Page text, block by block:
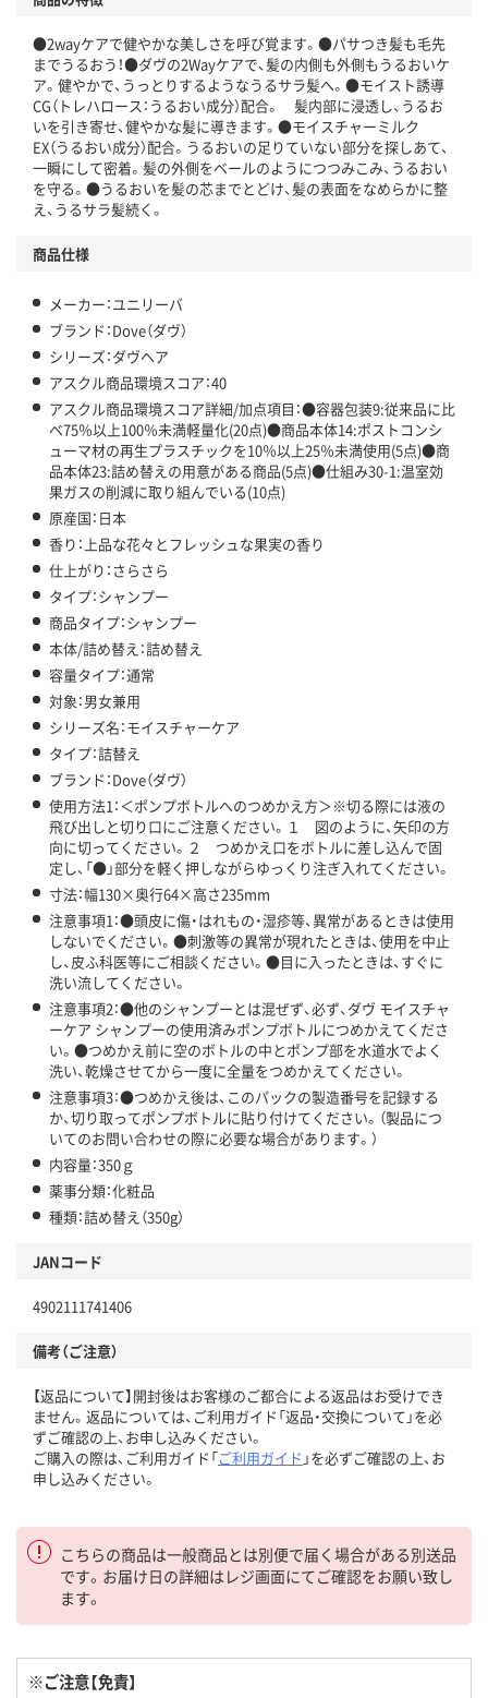
この商品の環境配慮ポイントです。下記商品詳細「
アスクル商品環境スコア詳細／加点項目
」で確認できます。
●2wayケアで健やかな美しさを呼び覚ます。●パサつき髪も毛先
までうるおう！●ダヴの2Wayケアで、髪の内側も外側もうるおいケ
ア。健やかで、うっとりするようなうるサラ髪へ。●モイスト誘導
CG（トレハロース：うるおい成分）配合。 髪内部に浸透し、うるお
いを引き寄せ、健やかな髪に導きます。●モイスチャーミルク
EX（うるおい成分）配合。うるおいの足りていない部分を探しあて、
一瞬にして密着。髪の外側をベールのようにつつみこみ、うるおい
を守る。●うるおいを髪の芯までとどけ、髪の表面をなめらかに整
え、うるサラ髪続く。
商品仕様
メーカー：ユニリーバ
ブランド：Dove（ダヴ）
シリーズ：ダヴヘア
アスクル商品環境スコア：40
アスクル商品環境スコア詳細/加点項目：●容器包装9:従来品に比
べ75％以上100％未満軽量化(20点)●商品本体14:ポストコンシ
ューマ材の再生プラスチックを10％以上25％未満使用(5点)●商
品本体23:詰め替えの用意がある商品(5点)●仕組み30-1:温室効
果ガスの削減に取り組んでいる(10点)
原産国：日本
香り：上品な花々とフレッシュな果実の香り
仕上がり：さらさら
タイプ：シャンプー
商品タイプ：シャンプー
本体/詰め替え：詰め替え
容量タイプ：通常
対象：男女兼用
シリーズ名：モイスチャーケア
タイプ：詰替え
ブランド：Dove（ダヴ）
使用方法1：＜ポンプボトルへのつめかえ方＞※切る際には液の
飛び出しと切り口にご注意ください。１ 図のように、矢印の方
向に切ってください。２ つめかえ口をボトルに差し込んで固
定し、「●」部分を軽く押しながらゆっくり注ぎ入れてください。
寸法：幅130×奥行64×高さ235mm
注意事項1：●頭皮に傷・はれもの・湿疹等、異常があるときは使用
しないでください。●刺激等の異常が現れたときは、使用を中止
し、皮ふ科医等にご相談ください。●目に入ったときは、すぐに
洗い流してください。
注意事項2：●他のシャンプーとは混ぜず、必ず、ダヴ モイスチャ
ーケア シャンプーの使用済みポンプボトルにつめかえてくださ
い。●つめかえ前に空のボトルの中とポンプ部を水道水でよく
洗い、乾燥させてから一度に全量をつめかえてください。
注意事項3：●つめかえ後は、このパックの製造番号を記録する
か、切り取ってポンプボトルに貼り付けてください。（製品につ
いてのお問い合わせの際に必要な場合があります。）
内容量：350ｇ
薬事分類：化粧品
種類：詰め替え（350g）
JANコード
4902111741406
備考（ご注意）
【返品について】開封後はお客様のご都合による返品はお受けでき
ません。返品については、ご利用ガイド「返品・交換について」を必
ずご確認の上、お申し込みください。
ご購入の際は、ご利用ガイド「ご利用ガイド 」を必ずご確認の上、お
申し込みください。
こちらの商品は一般商品とは別便で届く場合がある別送品
です。お届け日の詳細はレジ画面にてご確認をお願い致し
ます。
※ご注意【免責】